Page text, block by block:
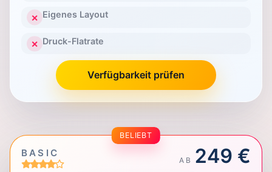
✕ Eigenes Layout
✕ Druck-Flatrate
Verfügbarkeit prüfen
BELIEBT
BASIC
AB 249 €